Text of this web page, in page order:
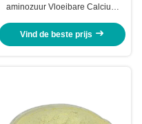
aminozuur Vloeibare Calcium
Vind de beste prijs